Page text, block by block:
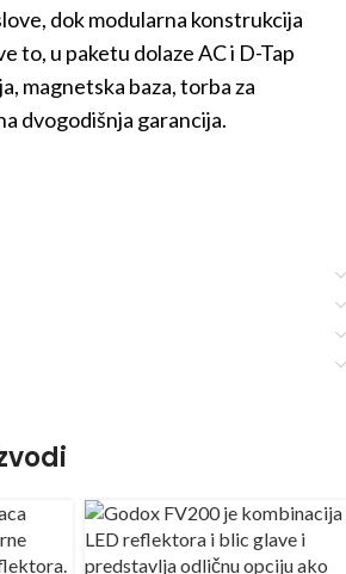
dok modularna konstrukcija
to, u paketu dolaze AC i D-Tap
magnetska baza, torba za
dvogodišnja garancija.